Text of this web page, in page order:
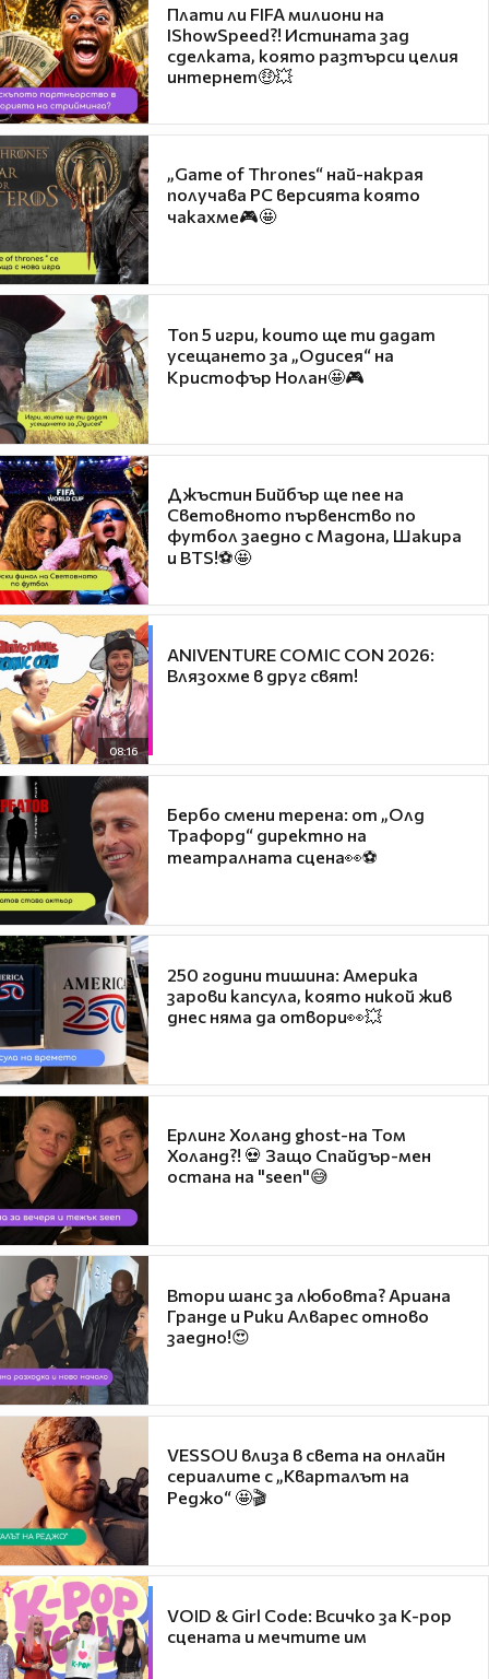
Плати ли FIFA милиони на
IShowSpeed?! Истината зад
сделката, която разтърси целия
интернет🤑💥
„Game of Thrones“ най-накрая
получава PC версията която
чакахме🎮🤩
Топ 5 игри, които ще ти дадат
усещането за „Одисея“ на
Кристофър Нолан🤩🎮
Джъстин Бийбър ще пее на
Световното първенство по
футбол заедно с Мадона, Шакира
и BTS!⚽🤩
08:16
ANIVENTURE COMIC CON 2026:
Влязохме в друг свят!
Бербо смени терена: от „Олд
Трафорд“ директно на
театралната сцена👀⚽
250 години тишина: Америка
зарови капсула, която никой жив
днес няма да отвори👀💥
Ерлинг Холанд ghost-на Том
Холанд?! 💀 Защо Спайдър-мен
остана на "seen"😅
Втори шанс за любовта? Ариана
Гранде и Рики Алварес отново
заедно!😍
VESSOU влиза в света на онлайн
сериалите с „Кварталът на
Реджо“ 🤩🎬
VOID & Girl Code: Всичко за K-pop
сцената и мечтите им